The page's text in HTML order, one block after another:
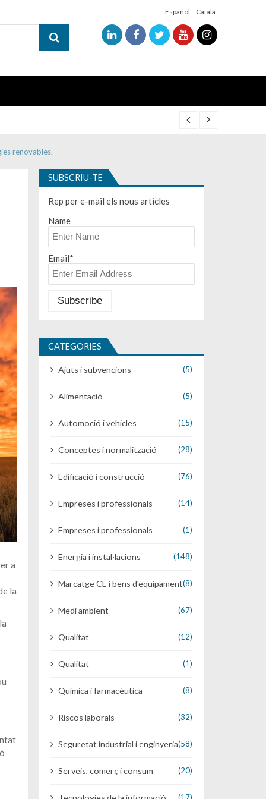
Español Català
renovables.
a
la
SUBSCRIU-TE
Rep per e-mail els nous articles
Name
Email*
CATEGORIES
Ajuts i subvencions (5)
Alimentació (5)
Automoció i vehicles (15)
Conceptes i normalització (28)
Edificació i construcció (76)
Empreses i professionals (14)
Empreses i professionals (1)
Energia i instal·lacions (148)
Marcatge CE i bens d'equipament(8)
Medi ambient (67)
Qualitat (12)
Qualitat (1)
Química i farmacèutica (8)
Riscos laborals (32)
Seguretat industrial i enginyeria(58)
Serveis, comerç i consum (20)